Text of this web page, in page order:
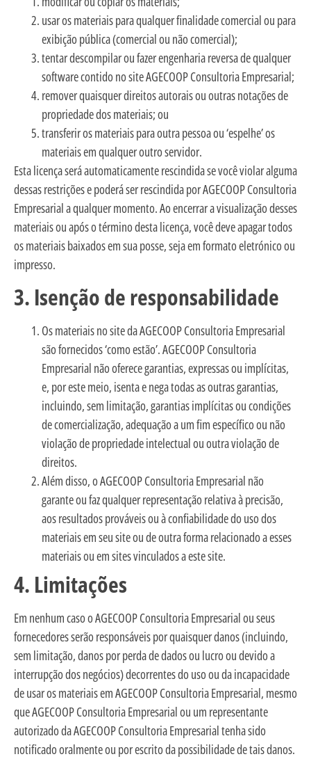
usar os materiais para qualquer finalidade comercial ou para
exibição pública (comercial ou não comercial);
tentar descompilar ou fazer engenharia reversa de qualquer
software contido no site AGECOOP Consultoria Empresarial;
remover quaisquer direitos autorais ou outras notações de
propriedade dos materiais; ou
transferir os materiais para outra pessoa ou ‘espelhe’ os
materiais em qualquer outro servidor.
Esta licença será automaticamente rescindida se você violar alguma
dessas restrições e poderá ser rescindida por AGECOOP Consultoria
Empresarial a qualquer momento. Ao encerrar a visualização desses
materiais ou após o término desta licença, você deve apagar todos
os materiais baixados em sua posse, seja em formato eletrónico ou
impresso.
3. Isenção de responsabilidade
Os materiais no site da AGECOOP Consultoria Empresarial
são fornecidos ‘como estão’. AGECOOP Consultoria
Empresarial não oferece garantias, expressas ou implícitas,
e, por este meio, isenta e nega todas as outras garantias,
incluindo, sem limitação, garantias implícitas ou condições
de comercialização, adequação a um fim específico ou não
violação de propriedade intelectual ou outra violação de
direitos.
Além disso, o AGECOOP Consultoria Empresarial não
garante ou faz qualquer representação relativa à precisão,
aos resultados prováveis ou à confiabilidade do uso dos
materiais em seu site ou de outra forma relacionado a esses
materiais ou em sites vinculados a este site.
4. Limitações
Em nenhum caso o AGECOOP Consultoria Empresarial ou seus
fornecedores serão responsáveis por quaisquer danos (incluindo,
sem limitação, danos por perda de dados ou lucro ou devido a
interrupção dos negócios) decorrentes do uso ou da incapacidade
de usar os materiais em AGECOOP Consultoria Empresarial, mesmo
que AGECOOP Consultoria Empresarial ou um representante
autorizado da AGECOOP Consultoria Empresarial tenha sido
notificado oralmente ou por escrito da possibilidade de tais danos.